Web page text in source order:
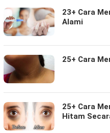
23+ Cara
Alami
25+ Cara
25+ Cara
Hitam